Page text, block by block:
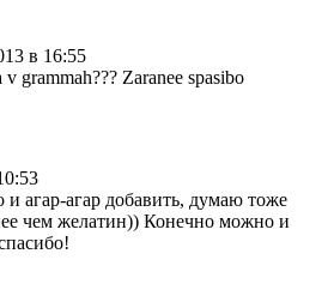
в 16:55
grammah??? Zaranee spasibo
агар-агар добавить, думаю тоже
чем желатин)) Конечно можно и